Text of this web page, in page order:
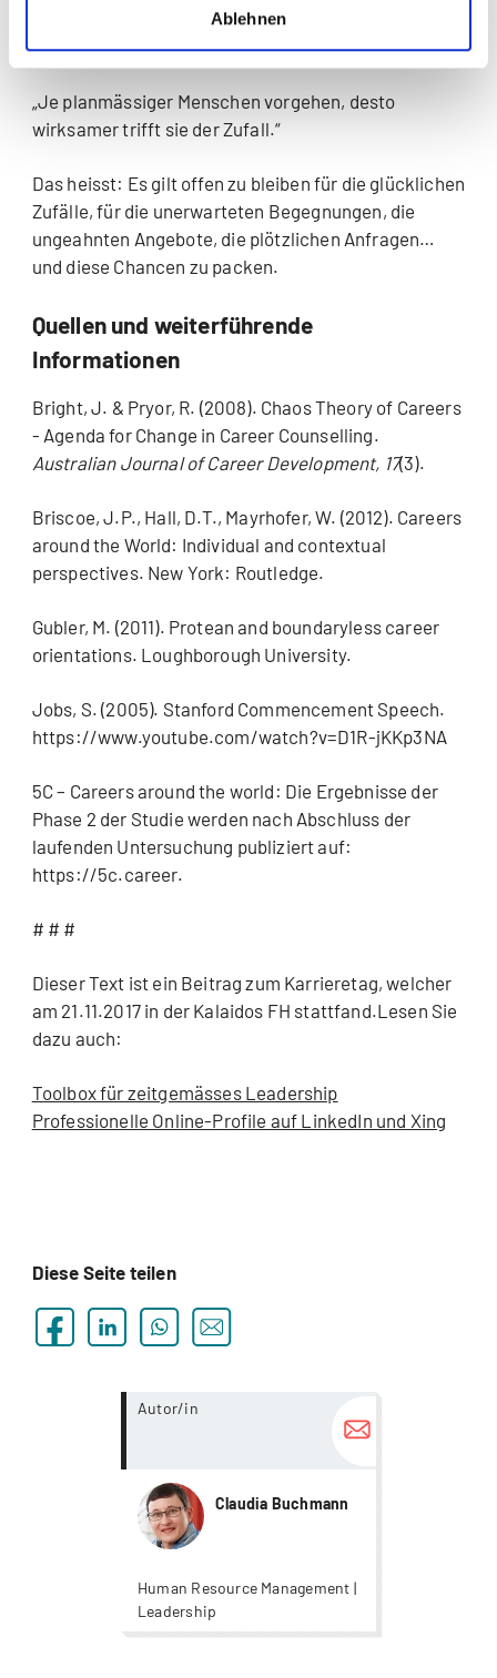
Ablehnen
Aktivität gilt es Friedrich Dürrenmatts Ausspruch zu
beachten:
„Je planmässiger Menschen vorgehen, desto
wirksamer trifft sie der Zufall.“
Das heisst: Es gilt offen zu bleiben für die glücklichen
Zufälle, für die unerwarteten Begegnungen, die
ungeahnten Angebote, die plötzlichen Anfragen…
und diese Chancen zu packen.
Quellen und weiterführende
Informationen
Bright, J. & Pryor, R. (2008). Chaos Theory of Careers
- Agenda for Change in Career Counselling.
Australian Journal of Career Development, 17(3).
Briscoe, J.P., Hall, D.T., Mayrhofer, W. (2012). Careers
around the World: Individual and contextual
perspectives. New York: Routledge.
Gubler, M. (2011). Protean and boundaryless career
orientations. Loughborough University.
Jobs, S. (2005). Stanford Commencement Speech.
https://www.youtube.com/watch?v=D1R-jKKp3NA
5C – Careers around the world: Die Ergebnisse der
Phase 2 der Studie werden nach Abschluss der
laufenden Untersuchung publiziert auf:
https://5c.career.
# # #
Dieser Text ist ein Beitrag zum Karrieretag, welcher
am 21.11.2017 in der Kalaidos FH stattfand.Lesen Sie
dazu auch:
Toolbox für zeitgemässes Leadership
Professionelle Online-Profile auf LinkedIn und Xing
Diese Seite teilen
Autor/in
Claudia Buchmann
Human Resource Management |
Leadership
more...